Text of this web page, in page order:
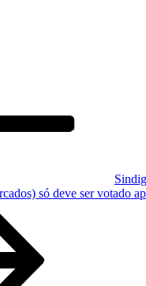
só deve ser votado